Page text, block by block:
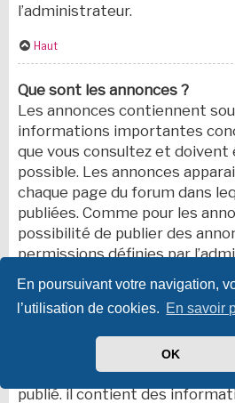
En poursuivant votre navigation,
l’utilisation de cookies. En savoir
OK
l’administrateur.
Haut
Que sont les annonces ?
Les annonces contiennent
informations importantes
que vous consultez et doivent
possible. Les annonces
chaque page du forum dans
publiées. Comme pour les
possibilité de publier des
permissions définies par
Haut
Que sont les sujets épinglés ?
Un sujet épinglé apparaît en
sur la première page du
publié. il contient des